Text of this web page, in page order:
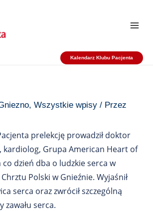
Kalendarz Klubu Pacjenta
, Wszystkie wpisy / Przez
prelekcję prowadził doktor
kardiolog, Grupa American Heart of
dzień dba o ludzkie serca w
Polski w Gnieźnie. Wyjaśnił
serca oraz zwrócił szczególną
zawału serca.